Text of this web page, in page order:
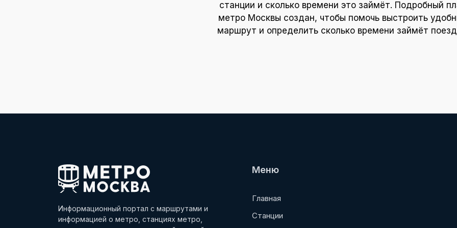
станции и сколько времени это займёт. Подробный
метро Москвы создан, чтобы помочь выстроить
маршрут и определить сколько времени займёт
Информационный портал с маршрутами и
информацией о метро, станциях метро,
Меню
Главная
Станции